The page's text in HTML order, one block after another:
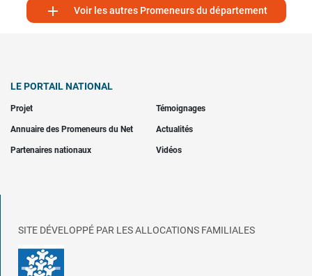
 Voir les autres Promeneurs du département
LE PORTAIL NATIONAL
Projet Témoignages
Annuaire des Promeneurs du Net Actualités
Partenaires nationaux Vidéos
SITE DÉVELOPPÉ PAR LES ALLOCATIONS FAMILIALES